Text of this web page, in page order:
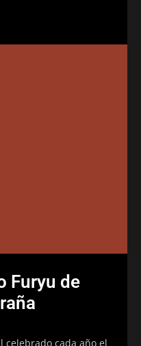
Furyu de
celebrado cada año el